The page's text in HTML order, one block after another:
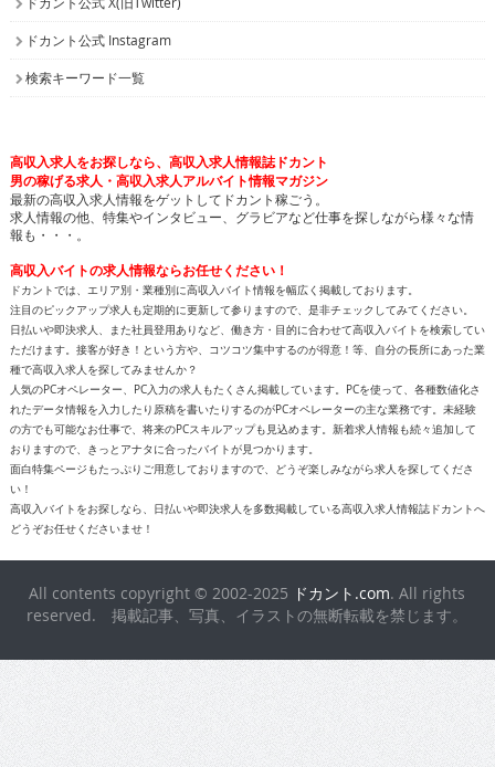
ドカント公式 Instagram
検索キーワード一覧
高収入求人をお探しなら、高収入求人情報誌ドカント
男の稼げる求人・高収入求人アルバイト情報マガジン
最新の高収入求人情報をゲットしてドカント稼ごう。
求人情報の他、特集やインタビュー、グラビアなど仕事を探しながら様々な情
報も・・・。
高収入バイトの求人情報ならお任せください！
ドカントでは、エリア別・業種別に高収入バイト情報を幅広く掲載しております。
注目のピックアップ求人も定期的に更新して参りますので、是非チェックしてみてください。
日払いや即決求人、また社員登用ありなど、働き方・目的に合わせて高収入バイトを検索してい
ただけます。接客が好き！という方や、コツコツ集中するのが得意！等、自分の長所にあった業
種で高収入求人を探してみませんか？
人気のPCオペレーター、PC入力の求人もたくさん掲載しています。PCを使って、各種数値化さ
れたデータ情報を入力したり原稿を書いたりするのがPCオペレーターの主な業務です。未経験
の方でも可能なお仕事で、将来のPCスキルアップも見込めます。新着求人情報も続々追加して
おりますので、きっとアナタに合ったバイトが見つかります。
面白特集ページもたっぷりご用意しておりますので、どうぞ楽しみながら求人を探してくださ
い！
高収入バイトをお探しなら、日払いや即決求人を多数掲載している高収入求人情報誌ドカントへ
どうぞお任せくださいませ！
All contents copyright © 2002-2025 ドカント.com. All rights
reserved. 掲載記事、写真、イラストの無断転載を禁じます。